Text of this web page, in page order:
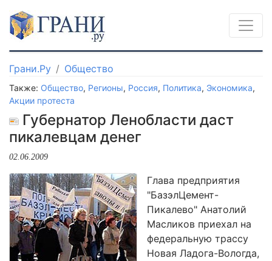
Грани.Ру Общество
Также: Общество, Регионы, Россия, Политика, Экономика,
Акции протеста
Губернатор Ленобласти даст
пикалевцам денег
02.06.2009
Глава предприятия
"БазэлЦемент-
Пикалево" Анатолий
Масликов приехал на
федеральную трассу
Новая Ладога-Вологда,